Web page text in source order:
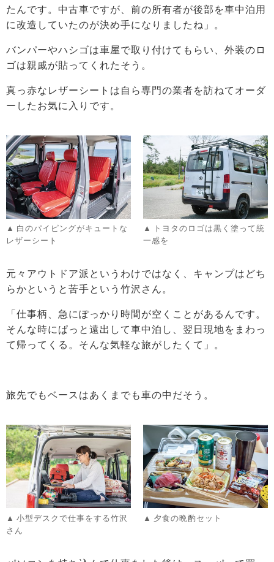
たんです。中古車ですが、前の所有者が後部を車中泊用
に改造していたのが決め手になりましたね」。
バンパーやハシゴは車屋で取り付けてもらい、外装のロ
ゴは親戚が貼ってくれたそう。
真っ赤なレザーシートは自ら専門の業者を訪ねてオーダ
ーしたお気に入りです。
白のパイピングがキュートな
レザーシート
トヨタのロゴは黒く塗って統
一感を
元々アウトドア派というわけではなく、キャンプはどち
らかというと苦手という竹沢さん。
「仕事柄、急にぽっかり時間が空くことがあるんです。
そんな時にぱっと遠出して車中泊し、翌日現地をまわっ
て帰ってくる。そんな気軽な旅がしたくて」。
旅先でもベースはあくまでも車の中だそう。
小型デスクで仕事をする竹沢
さん
夕食の晩酌セット